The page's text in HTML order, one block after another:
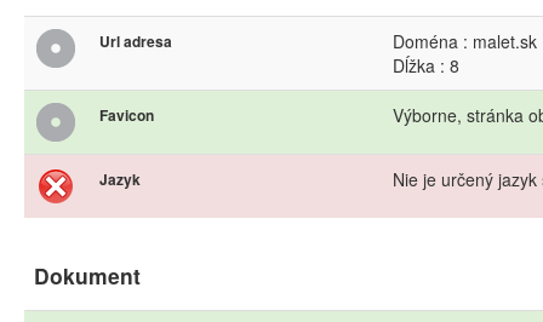
Url adresa
Doména : malet.sk
Dĺžka : 8
Favicon Výborne, stránka
Jazyk Nie je určený
Dokument